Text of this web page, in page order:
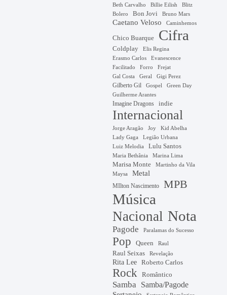
Beth Carvalho Billie Eilish
Blitz
Bolero
Bon Jovi Bruno Mars
Caetano Veloso Caminhemos
Chico Buarque Cifra
Coldplay
Elis Regina
Erasmo Carlos
Evanescence
Facilitado
Forro Frejat
Gal Costa Geral Gigi Perez
Gilberto Gil Gospel Green Day
Guilherme Arantes
Imagine Dragons indie
Internacional
Jorge Aragão Joy Kid Abelha
Lady Gaga
Legião Urbana
Luiz Melodia
Lulu Santos
Maria Bethânia Marina Lima
Marisa Monte
Martinho da Vila
Maysa
Metal
MIlton Nascimento MPB
Música
Nacional Nota
Pagode Paralamas do Sucesso
Pop Queen Raul
Raul Seixas Revelação
Rita Lee Roberto Carlos
Rock Romântico
Samba
Samba/Pagode